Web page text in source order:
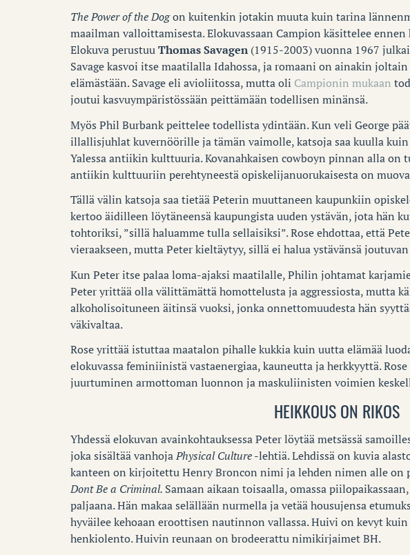
The Power of the Dogon kuitenkin jotakin muuta kuin tarina
maailman valloittamisesta. Elokuvassaan Campion käsittelee
Elokuva perustuuThomas Savagen(1915-2003) vuonna 1967
Savage kasvoi itse maatilalla Idahossa, ja romaani on ainakin
elämästään. Savage eli avioliitossa, mutta oli Campionin mukaan
joutui kasvuympäristössään peittämään todellisen minänsä.
Myös Phil Burbank peittelee todellista ydintään. Kun veli George
illallisjuhlat kuvernöörille ja tämän vaimolle, katsoja saa kuulla
Yalessa antiikin kulttuuria. Kovanahkaisen cowboyn pinnan alla on
antiikin kulttuuriin perehtyneestä opiskelijanuorukaisesta on
Tällä välin katsoja saa tietää Peterin muuttaneen kaupunkiin
kertoo äidilleen löytäneensä kaupungista uuden ystävän, jota hän
tohtoriksi, ”sillä haluamme tulla sellaisiksi”. Rose ehdottaa, että
vieraakseen, mutta Peter kieltäytyy, sillä ei halua ystävänsä
Kun Peter itse palaa loma-ajaksi maatilalle, Philin johtamat
Peter yrittää olla välittämättä homottelusta ja aggressiosta, mutta
alkoholisoituneen äitinsä vuoksi, jonka onnettomuudesta hän
väkivaltaa.
Rose yrittää istuttaa maatalon pihalle kukkia kuin uutta elämää
elokuvassa feminiinistä vastaenergiaa, kauneutta ja herkkyyttä.
juurtuminen armottoman luonnon ja maskuliinisten voimien
HEIKKOUS ON RIKOS
Yhdessä elokuvan avainkohtauksessa Peter löytää metsässä
joka sisältää vanhojaPhysical Culture-lehtiä. Lehdissä on kuvia
kanteen on kirjoitettu Henry Broncon nimi ja lehden nimen alle on
Dont Be a Criminal. Samaan aikaan toisaalla, omassa
paljaana. Hän makaa selällään nurmella ja vetää housujensa
hyväilee kehoaan eroottisen nautinnon vallassa. Huivi on kevyt
henkiolento. Huivin reunaan on brodeerattu nimikirjaimet BH.